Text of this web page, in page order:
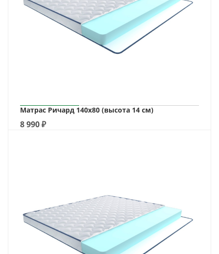
Матрас Ричард 140х80 (высота 14 см)
8 990₽